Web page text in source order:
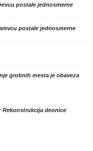
postale jednosmerne
postale jednosmerne
grobnih mesta je obaveza
Rekonstrukcija deonice